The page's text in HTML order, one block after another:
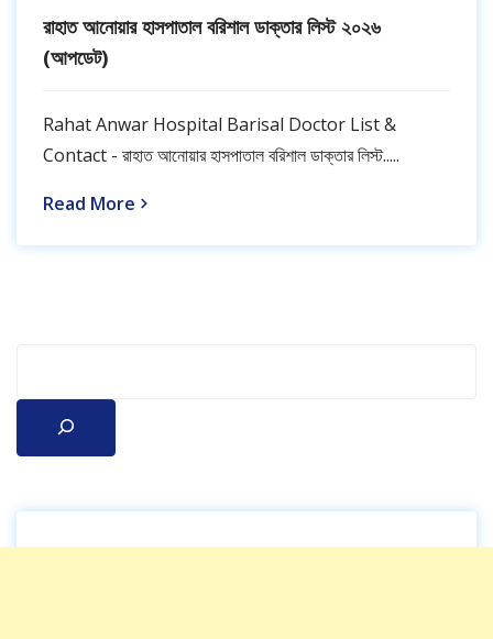
রাহাত আনোয়ার হাসপাতাল বরিশাল ডাক্তার লিস্ট ২০২৬
(আপডেট)
Rahat Anwar Hospital Barisal Doctor List &
Contact - রাহাত আনোয়ার হাসপাতাল বরিশাল ডাক্তার লিস্ট.....
Read More